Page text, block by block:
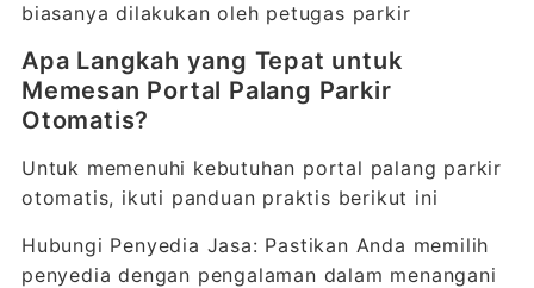
biasanya dilakukan oleh petugas parkir
Apa Langkah yang Tepat untuk
Memesan Portal Palang Parkir
Otomatis?
Untuk memenuhi kebutuhan portal palang parkir
otomatis, ikuti panduan praktis berikut ini
Hubungi Penyedia Jasa: Pastikan Anda memilih
penyedia dengan pengalaman dalam menangani